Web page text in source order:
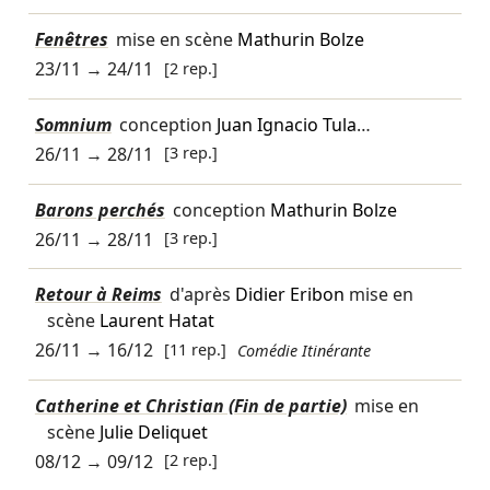
Fenêtres mise en scène Mathurin Bolze
23/11 → 24/11 [2 rep.]
Somnium conception Juan Ignacio Tula…
26/11 → 28/11 [3 rep.]
Barons perchés conception Mathurin Bolze
26/11 → 28/11 [3 rep.]
Retour à Reims d'après Didier Eribon mise en
scène Laurent Hatat
26/11 → 16/12 [11 rep.] Comédie Itinérante
Catherine et Christian (Fin de partie) mise en
scène Julie Deliquet
08/12→ 09/12 [2 rep.]